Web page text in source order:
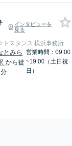
インタビューを
見る
トスタンス 横浜事務所
とみら
から徒
営業時間：09:00
~19:00（土日祝
日）